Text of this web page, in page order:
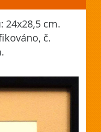
24x28,5 cm.
č.